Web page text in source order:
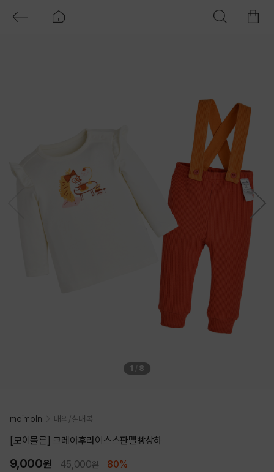
1 / 8
moimoln 내의/실내복
[모이몰른] 크레아후라이스스판멜빵상하
9,000원 45,000원 80%